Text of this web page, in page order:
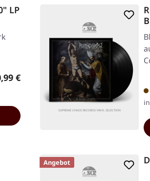
LP
Preis:
€
Angebot